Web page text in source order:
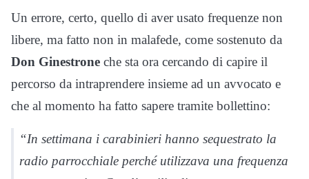
Un errore, certo, quello di aver usato frequenze non
libere, ma fatto non in malafede, come sostenuto da
Don Ginestrone che sta ora cercando di capire il
percorso da intraprendere insieme ad un avvocato e
che al momento ha fatto sapere tramite bollettino:
“In settimana i carabinieri hanno sequestrato la
radio parrocchiale perché utilizzava una frequenza